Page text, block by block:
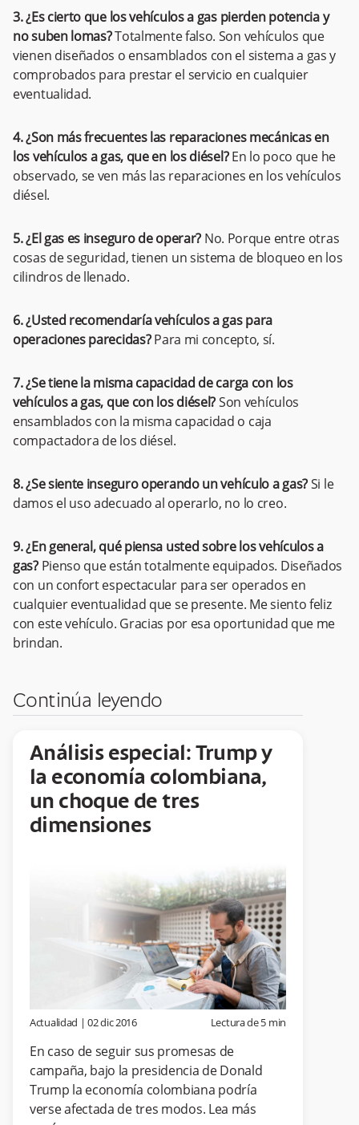
3. ¿Es cierto que los vehículos a gas pierden potencia y
no suben lomas?Totalmente falso. Son vehículos que
vienen diseñados o ensamblados con el sistema a gas y
comprobados para prestar el servicio en cualquier
eventualidad.
4. ¿Son más frecuentes las reparaciones mecánicas en
los vehículos a gas, que en los diésel?En lo poco que he
observado, se ven más las reparaciones en los vehículos
diésel.
5. ¿El gas es inseguro de operar? No. Porque entre otras
cosas de seguridad, tienen un sistema de bloqueo en los
cilindros de llenado.
6. ¿Usted recomendaría vehículos a gas para
operaciones parecidas?Para mi concepto, sí.
7. ¿Se tiene la misma capacidad de carga con los
vehículos a gas, que con los diésel?Son vehículos
ensamblados con la misma capacidad o caja
compactadora de los diésel.
8. ¿Se siente inseguro operando un vehículo a gas?Si le
damos el uso adecuado al operarlo, no lo creo.
9. ¿En general, qué piensa usted sobre los vehículos a
gas?Pienso que están totalmente equipados. Diseñados
con un confort espectacular para ser operados en
cualquier eventualidad que se presente. Me siento feliz
con este vehículo. Gracias por esa oportunidad que me
brindan.
Continúa leyendo
Análisis especial: Trump y
la economía colombiana,
un choque de tres
dimensiones
Actualidad |02 dic 2016 Lectura de5 min
En caso de seguir sus promesas de
campaña, bajo la presidencia de Donald
Trump la economía colombiana podría
verse afectada de tres modos. Lea más